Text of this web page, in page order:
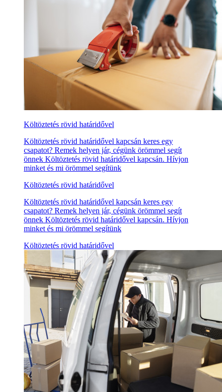
Költöztetés rövid határidővel
Költöztetés rövid határidővel kapcsán keres egy
csapatot? Remek helyen jár, cégünk örömmel segít
önnek Költöztetés rövid határidővel kapcsán. Hívjon
minket és mi örömmel segítünk
Költöztetés rövid határidővel
Költöztetés rövid határidővel kapcsán keres egy
csapatot? Remek helyen jár, cégünk örömmel segít
önnek Költöztetés rövid határidővel kapcsán. Hívjon
minket és mi örömmel segítünk
Költöztetés rövid határidővel